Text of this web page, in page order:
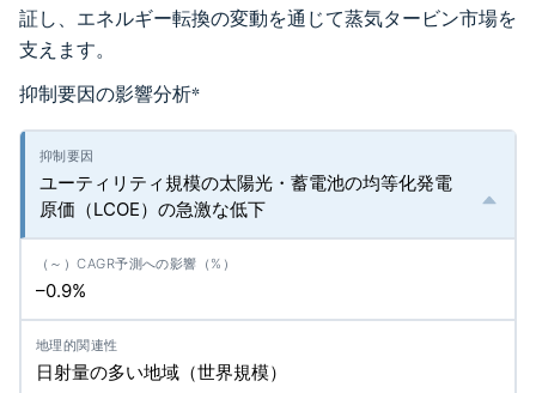
証し、エネルギー転換の変動を通じて蒸気タービン市場を
支えます。
抑制要因の影響分析*
ユーティリティ規模の太陽光・蓄電池の均等化発電
原価（LCOE）の急激な低下
–0.9%
日射量の多い地域（世界規模）